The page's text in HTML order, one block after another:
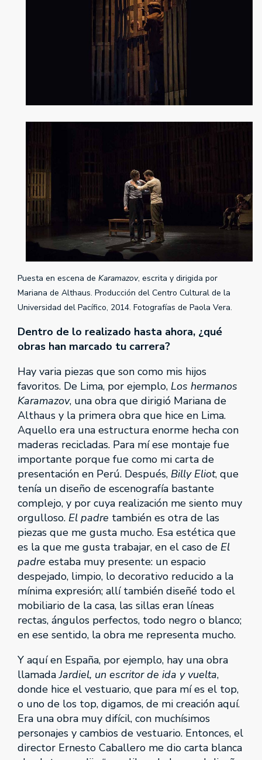
Puesta en escena de Karamazov, escrita y dirigida por
Mariana de Althaus. Producción del Centro Cultural de la
Universidad del Pacífico, 2014. Fotografías de Paola Vera.
Dentro de lo realizado hasta ahora, ¿qué
obras han marcado tu carrera?
Hay varia piezas que son como mis hijos
favoritos. De Lima, por ejemplo, Los hermanos
Karamazov, una obra que dirigió Mariana de
Althaus y la primera obra que hice en Lima.
Aquello era una estructura enorme hecha con
maderas recicladas. Para mí ese montaje fue
importante porque fue como mi carta de
presentación en Perú. Después, Billy Eliot, que
tenía un diseño de escenografía bastante
complejo, y por cuya realización me siento muy
orgulloso. El padre también es otra de las
piezas que me gusta mucho. Esa estética que
es la que me gusta trabajar, en el caso de El
padre estaba muy presente: un espacio
despejado, limpio, lo decorativo reducido a la
mínima expresión; allí también diseñé todo el
mobiliario de la casa, las sillas eran líneas
rectas, ángulos perfectos, todo negro o blanco;
en ese sentido, la obra me representa mucho.
Y aquí en España, por ejemplo, hay una obra
llamadaJardiel, un escritor de ida y vuelta,
donde hice el vestuario, que para mí es el top,
o uno de los top, digamos, de mi creación aquí.
Era una obra muy difícil, con muchísimos
personajes y cambios de vestuario. Entonces, el
director Ernesto Caballero me dio carta blanca